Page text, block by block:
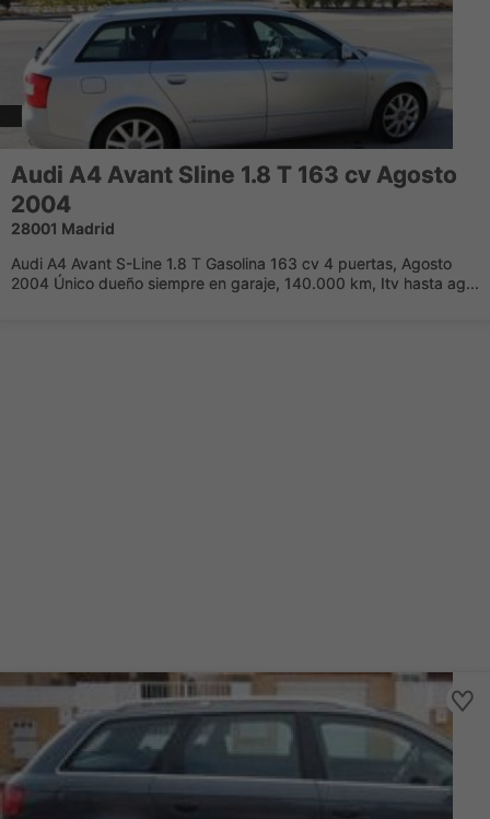
Audi A4 Avant Sline 1.8 T 163 cv Agosto
2004
28001 Madrid
Audi A4 Avant S-Line 1.8 T Gasolina 163 cv 4 puertas, Agosto
2004 Único dueño siempre en garaje, 140.000 km, Itv hasta ag...